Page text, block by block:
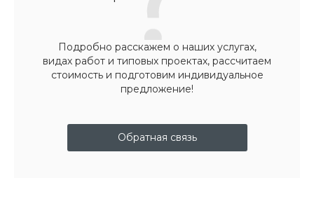
Подробно расскажем о наших услугах,
видах работ и типовых проектах, рассчитаем
стоимость и подготовим индивидуальное
предложение!
Обратная связь